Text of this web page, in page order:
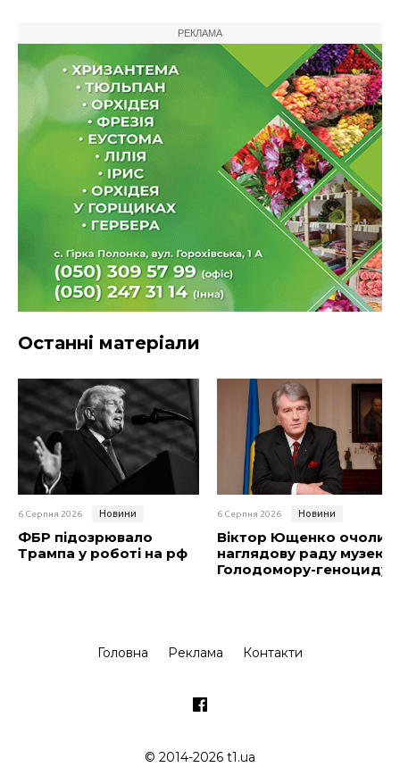
РЕКЛАМА
Останні матеріали
6 Серпня 2026 Новини
ФБР підозрювало
Трампа у роботі на рф
6 Серпня 2026 Новини
Віктор Ющенко очолив
наглядову раду музею
Голодомору-геноциду
Головна Реклама Контакти
© 2014-2026 t1.ua